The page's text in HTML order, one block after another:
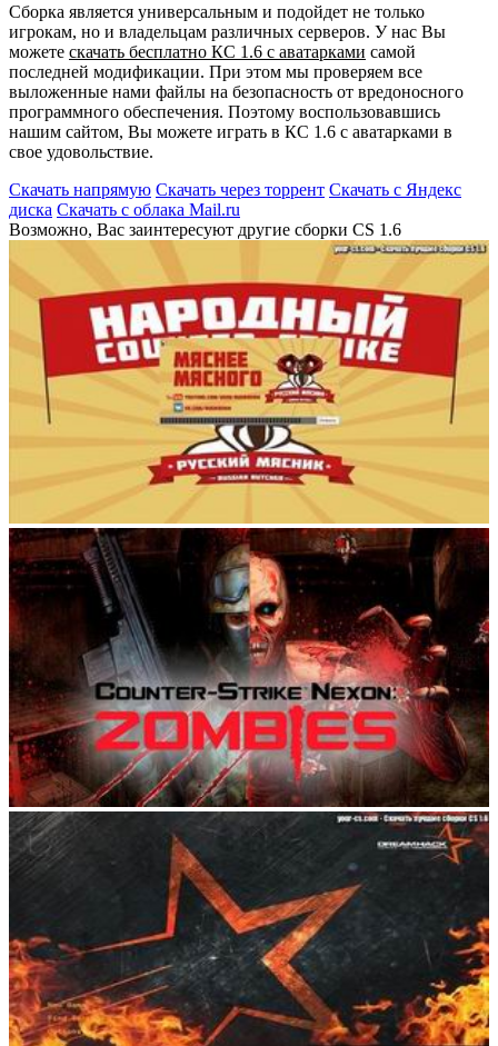
Cборка является универсальным и подойдет не только
игрокам, но и владельцам различных серверов. У нас Вы
можете скачать бесплатно КС 1.6 с аватарками самой
последней модификации. При этом мы проверяем все
выложенные нами файлы на безопасность от вредоносного
программного обеспечения. Поэтому воспользовавшись
нашим сайтом, Вы можете играть в КС 1.6 с аватарками в
свое удовольствие.
Скачать напрямую Скачать через торрент Скачать с Яндекс
диска Скачать с облака Mail.ru
Возможно, Вас заинтересуют другие сборки CS 1.6